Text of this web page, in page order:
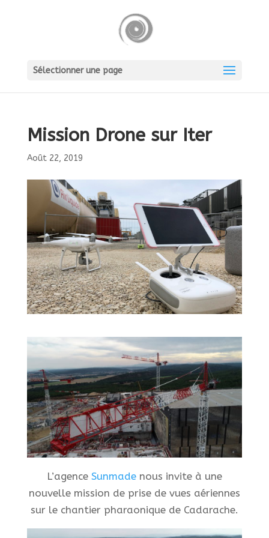
Sélectionner une page
Mission Drone sur Iter
Août 22, 2019
L’agence Sunmadenous invite à une
nouvelle mission de prise de vues aériennes
sur le chantier pharaonique de Cadarache.